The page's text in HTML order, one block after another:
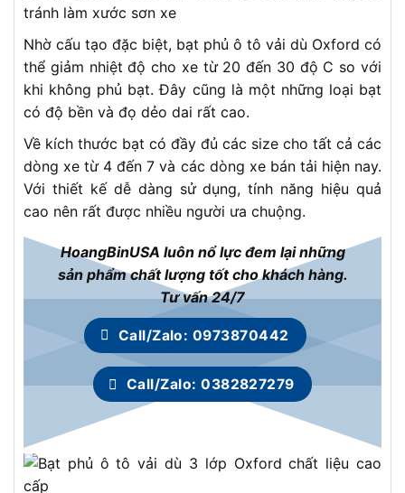
tránh làm xước sơn xe
Nhờ cấu tạo đặc biệt, bạt phủ ô tô vải dù Oxford có
thể giảm nhiệt độ cho xe từ 20 đến 30 độ C so với
khi không phủ bạt. Đây cũng là một những loại bạt
có độ bền và đọ dẻo dai rất cao.
Về kích thước bạt có đầy đủ các size cho tất cả các
dòng xe từ 4 đến 7 và các dòng xe bán tải hiện nay.
Với thiết kế dễ dàng sử dụng, tính năng hiệu quả
cao nên rất được nhiều người ưa chuộng.
HoangBinUSA luôn nổ lực đem lại những
sản phẩm chất lượng tốt cho khách hàng.
Tư vấn 24/7
Call/Zalo: 0973870442
Call/Zalo: 0382827279